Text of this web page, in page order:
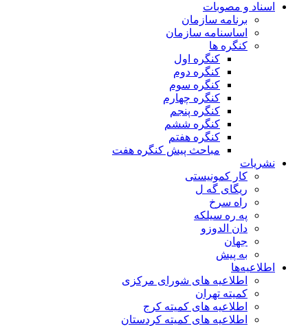
اسناد و مصوبات
برنامه سازمان
اساسنامه سازمان
کنگره ها
کنگره اول
کنگره دوم
کنگره سوم
کنگره چهارم
کنگره پنجم
کنگره ششم
کنگره هفتم
مباحث پیش کنگره هفت
نشریات
کار کمونیستی
ریگای گه ل
راه سرخ
په ره سیلکه
دان الدوزو
جهان
به پیش
اطلاعیه‌ها
اطلاعیه های شورای مرکزی
کمیته تهران
اطلاعیه های کمیته کرج
اطلاعیه های کمیته کردستان